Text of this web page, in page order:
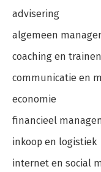
5.2.1 De sector
5.3 Supervisor, coach,
begeleidingskundige
5.3.1 Dichotoom en
5.3.2 Degeneratief
Debriefing
Literatuur
Bijlagen
Register
advisering
algemeen
coaching en trainen
communicatie en
economie
financieel
inkoop en logistiek
internet en social